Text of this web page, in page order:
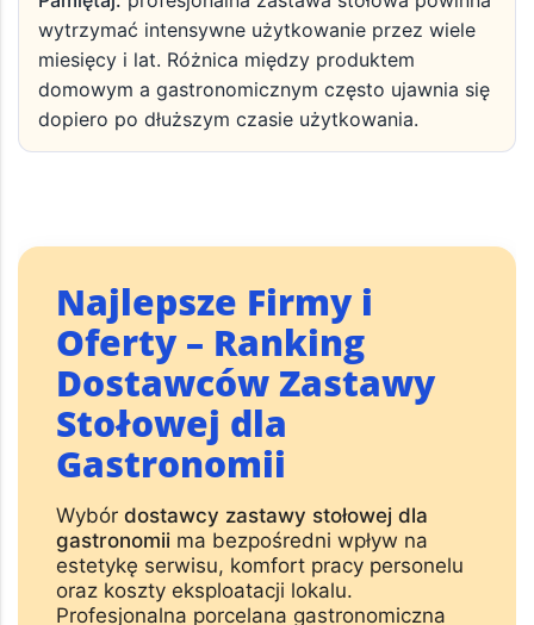
+ Porównywanie ofert Rozwiń
Pamiętaj:profesjonalna zastawa stołowa powinna
wytrzymać intensywne użytkowanie przez wiele
dopiero po dłuższym czasie użytkowania.
Najlepsze Firmy i
Oferty – Ranking
Dostawców Zastawy
Stołowej dla
Gastronomii